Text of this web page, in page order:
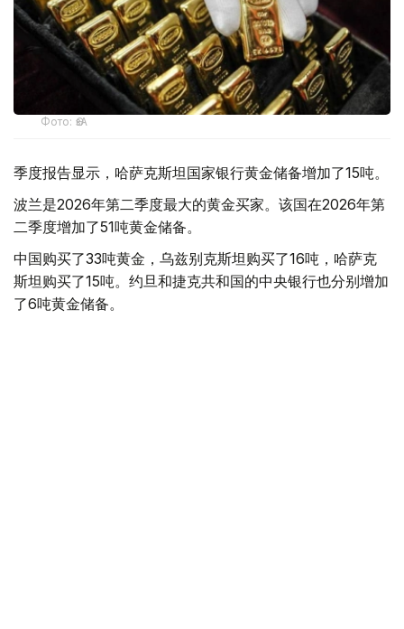
Фото: ӨзА
季度报告显示，哈萨克斯坦国家银行黄金储备增加了15吨。
波兰是2026年第二季度最大的黄金买家。该国在2026年第
二季度增加了51吨黄金储备。
中国购买了33吨黄金，乌兹别克斯坦购买了16吨，哈萨克
斯坦购买了15吨。约旦和捷克共和国的中央银行也分别增加
了6吨黄金储备。